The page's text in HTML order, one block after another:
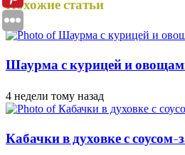
Похожие статьи
Шаурма с курицей и
4 недели тому назад
Кабачки в духовке с